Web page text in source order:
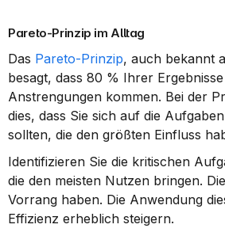
Pareto-Prinzip im Alltag
Das Pareto-Prinzip, auch bekannt
besagt, dass 80 % Ihrer
Anstrengungen kommen. Bei der
dies, dass Sie sich auf die
sollten, die den größten Einfluss
Identifizieren Sie die kritischen
die den meisten Nutzen bringen.
Vorrang haben. Die Anwendung
Effizienz erheblich steigern.